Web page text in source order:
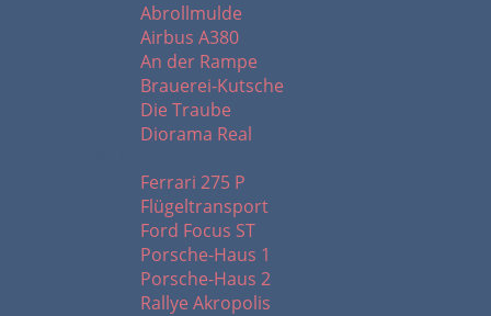
Abrollmulde
Airbus A380
An der Rampe
Brauerei-Kutsche
Die Traube
Diorama Real
Ferrari 275 P
Flügeltransport
Ford Focus ST
Porsche-Haus 1
Porsche-Haus 2
Rallye Akropolis